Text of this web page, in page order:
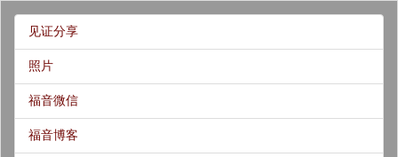
见证分享
照片
福音微信
福音博客